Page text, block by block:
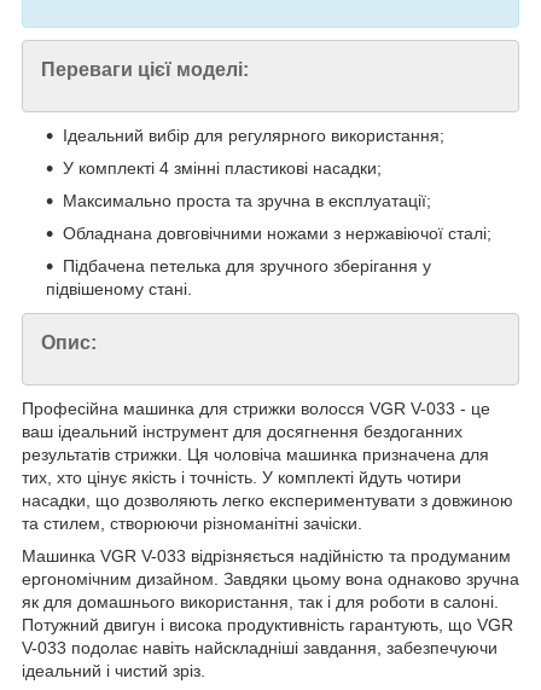
Переваги цієї моделі:
Ідеальний вибір для регулярного використання;
У комплекті 4 змінні пластикові насадки;
Максимально проста та зручна в експлуатації;
Обладнана довговічними ножами з нержавіючої сталі;
Підбачена петелька для зручного зберігання у
підвішеному стані.
Опис:
Професійна машинка для стрижки волосся VGR V-033 - це
ваш ідеальний інструмент для досягнення бездоганних
результатів стрижки. Ця чоловіча машинка призначена для
тих, хто цінує якість і точність. У комплекті йдуть чотири
насадки, що дозволяють легко експериментувати з довжиною
та стилем, створюючи різноманітні зачіски.
Машинка VGR V-033 відрізняється надійністю та продуманим
ергономічним дизайном. Завдяки цьому вона однаково зручна
як для домашнього використання, так і для роботи в салоні.
Потужний двигун і висока продуктивність гарантують, що VGR
V-033 подолає навіть найскладніші завдання, забезпечуючи
ідеальний і чистий зріз.